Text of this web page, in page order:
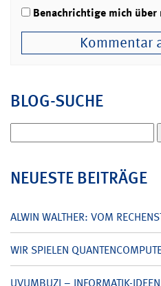
Benachrichtige mich
BLOG-SUCHE
nach:
NEUESTE BEITRÄGE
ALWIN WALTHER: VOM
WIR SPIELEN
UVUMBUZI – INFORMATIK-